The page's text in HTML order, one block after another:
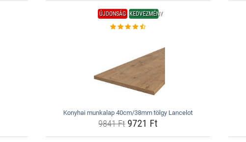
ÚJDONSÁG KEDVEZMÉNY
Konyhai munkalap 40cm/38mm tölgy Lancelot
9841 Ft9721 Ft